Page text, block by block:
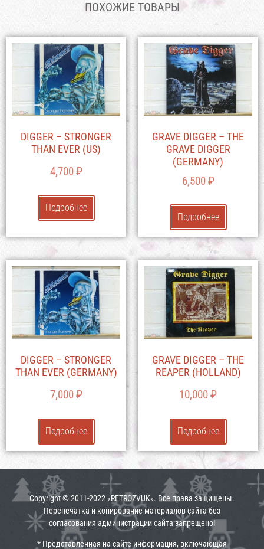
ПОХОЖИЕ ТОВАРЫ
DIGGER – STRONGER
THAN EVER (US)
4,700₽
Подробнее
GRAVE DIGGER – THE
GRAVE DIGGER
(GERMANY)
6,500₽
Подробнее
DIGGER – STRONGER
THAN EVER (GERMANY)
7,000₽
Подробнее
GRAVE DIGGER – THE
REAPER (HOLLAND)
10,000₽
Подробнее
Copyright © 2011-2022 «RETROZVUK». Все права защищены.
Перепечатка и копирование материалов сайта без
согласования администрации сайта запрещено!
* Представленная на сайте информация, включающая